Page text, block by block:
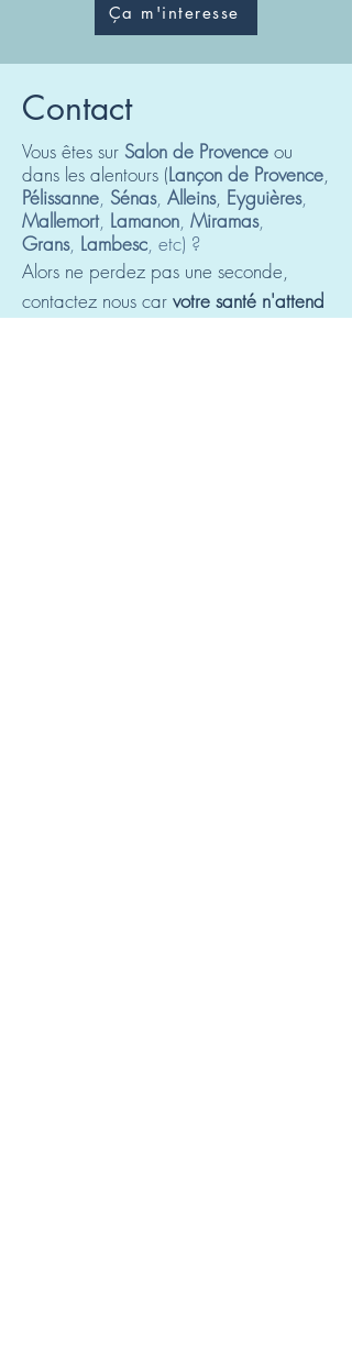
Ça m'interesse
Contact
Vous êtes sur Salon de Provence ou
dans les alentours (Lançon de Provence,
Pélissanne, Sénas, Alleins, Eyguières,
Mallemort, Lamanon, Miramas,
Grans, Lambesc, etc) ?
Alors ne perdez pas une seconde,
contactez nous car votre santé n'attend